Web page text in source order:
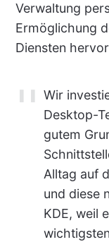
Verwaltung
Ermöglichung
Diensten
Wir
Desktop-
gutem
Alltag auf
und diese
KDE, weil